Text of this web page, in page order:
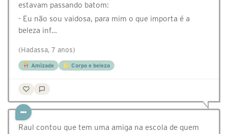
estavam passando batom:
- Eu não sou vaidosa, para mim o que importa é a
beleza inf…
(Hadassa, 7 anos)
Amizade Corpo e beleza
Raul contou que tem uma amiga na escola de quem